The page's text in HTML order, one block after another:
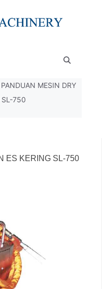
PANDUAN MESIN DRY
SL-750
ES KERING SL-750